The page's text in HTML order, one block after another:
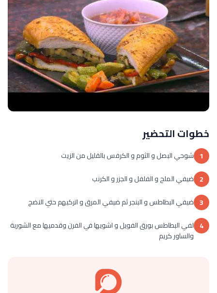
خطوات التحضير
1 شوحي البصل و الثوم و الكرفس بالقليل من الزيت
2 ضيفي الملح و الفلفل و الجزر و الكرنب
3 ضيفي البطاطس و البنجر ثم ضيفي المرق و اتركيهم حتي النضج
4 لفي البطاطس بورق الفويل و اشويها في الفرن وقدميها مع الشوربة
والساور كريم